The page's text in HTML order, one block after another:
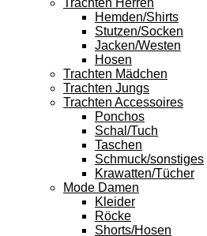
Trachten Herren
Hemden/Shirts
Stutzen/Socken
Jacken/Westen
Hosen
Trachten Mädchen
Trachten Jungs
Trachten Accessoires
Ponchos
Schal/Tuch
Taschen
Schmuck/sonstiges
Krawatten/Tücher
Mode Damen
Kleider
Röcke
Shorts/Hosen